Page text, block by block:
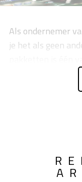
Als ondernemer
je het als geen
aandacht voor je
een goed idee
afgesproken
eerste